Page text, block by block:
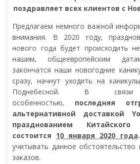
поздравляет всех клиентов с
Предлагаем немного важной
внимания. В 2020 году,
нового года будет происходить
нашим, общеевропейским
закончатся наши новогодние
сразу, начнут уходить на
Поднебесной. В
особенностью, последняя
альтернативной доставкой
празднованием
состоится 10 января 2020 года.
учитывать данное обстоятельство
заказов.